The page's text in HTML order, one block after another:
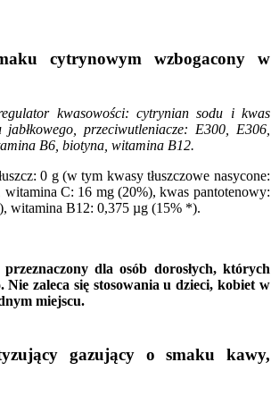
cytrynowym wzbogacony w
kwasowości: cytrynian sodu i kwas
przeciwutleniacze: E300, E306,
B6, biotyna, witamina B12.
0 g (w tym kwasy tłuszczowe nasycone:
C: 16 mg (20%), kwas pantotenowy:
witamina B12: 0,375 µg (15% *).
dla osób dorosłych, których
Nie zaleca się stosowania u dzieci, kobiet w
miejscu.
gazujący o smaku kawy,